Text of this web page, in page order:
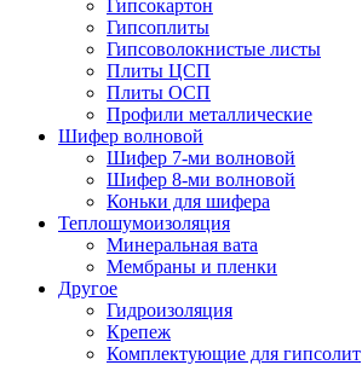
Гипсокартон
Гипсоплиты
Гипсоволокнистые листы
Плиты ЦСП
Плиты ОСП
Профили металлические
Шифер волновой
Шифер 7-ми волновой
Шифер 8-ми волновой
Коньки для шифера
Теплошумоизоляция
Минеральная вата
Мембраны и пленки
Другое
Гидроизоляция
Крепеж
Комплектующие для гипсолит